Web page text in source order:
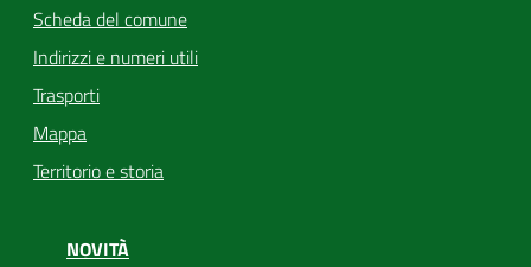
Scheda del comune
Indirizzi e numeri utili
Trasporti
Mappa
Territorio e storia
NOVITÀ